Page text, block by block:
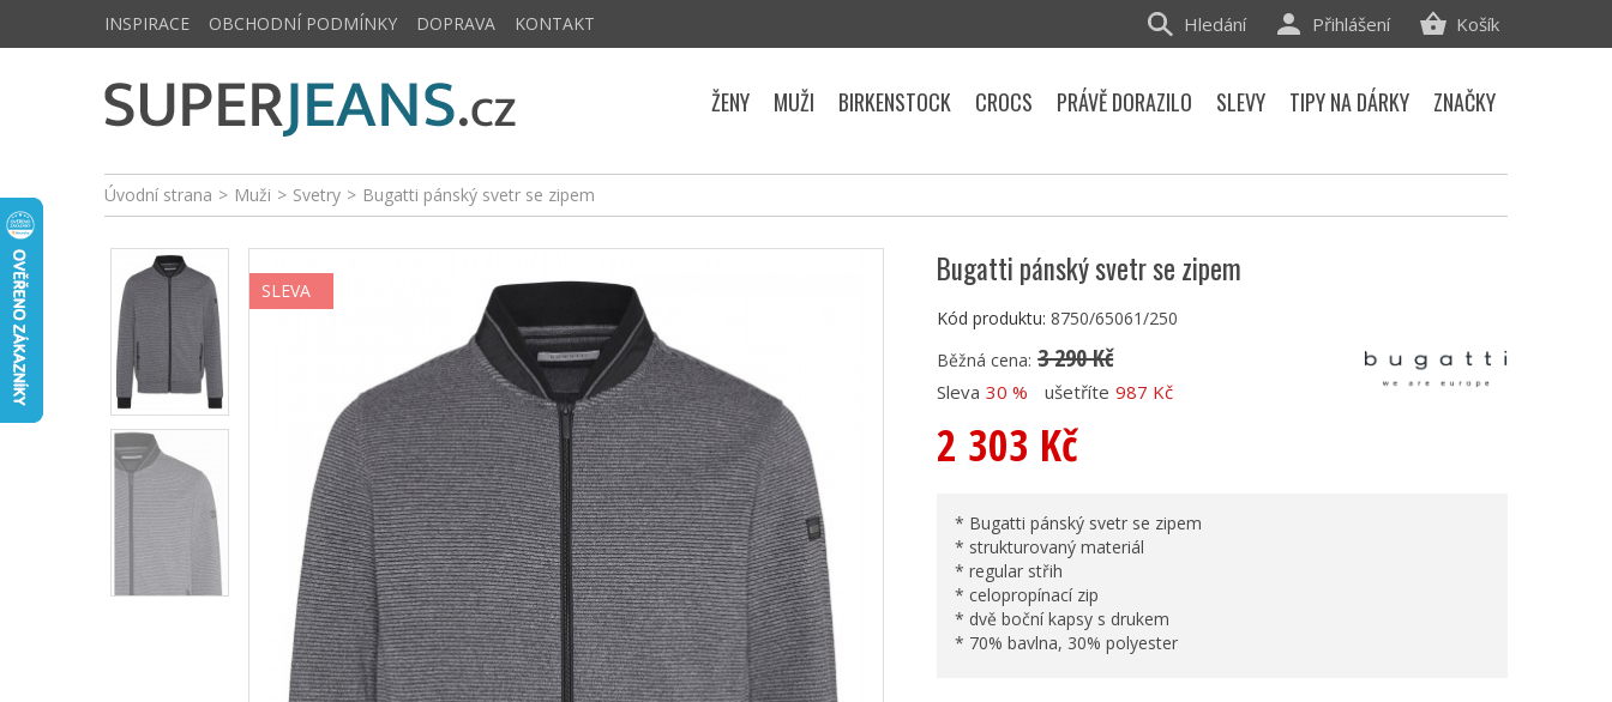
Úvodní strana > Muži > Svetry > Bugatti pánský svetr se zipem
SLEVA
Bugatti pánský svetr se zipem
Kód produktu: 8750/65061/250
Běžná cena: 3 290 Kč
Sleva 30 % ušetříte 987 Kč
2 303 Kč
* Bugatti pánský svetr se zipem
* strukturovaný materiál
* regular střih
* celopropínací zip
* dvě boční kapsy s drukem
* 70% bavlna, 30% polyester
INSPIRACE OBCHODNÍ PODMÍNKY DOPRAVA KONTAKT Košík
Přihlášení
Hledání
ŽENY MUŽI BIRKENSTOCK CROCS PRÁVĚ DORAZILO SLEVY TIPY NA DÁRKY ZNAČKY